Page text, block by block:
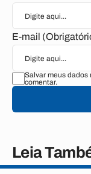
E-mail
Salvar meus dados
comentar.
Leia